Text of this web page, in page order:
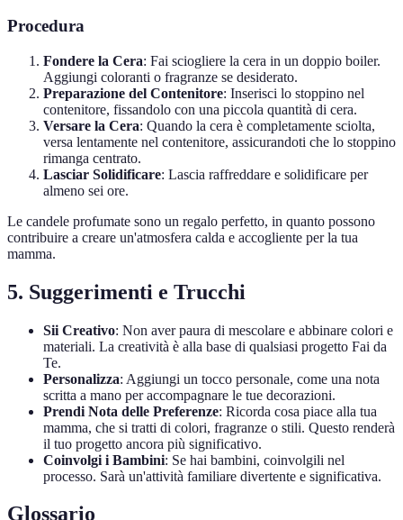
Procedura
Fondere la Cera: Fai sciogliere la cera in un doppio boiler.
Aggiungi coloranti o fragranze se desiderato.
Preparazione del Contenitore: Inserisci lo stoppino nel
contenitore, fissandolo con una piccola quantità di cera.
Versare la Cera: Quando la cera è completamente sciolta,
versa lentamente nel contenitore, assicurandoti che lo stoppino
rimanga centrato.
Lasciar Solidificare: Lascia raffreddare e solidificare per
almeno sei ore.
Le candele profumate sono un regalo perfetto, in quanto possono
contribuire a creare un'atmosfera calda e accogliente per la tua
mamma.
5. Suggerimenti e Trucchi
Sii Creativo: Non aver paura di mescolare e abbinare colori e
materiali. La creatività è alla base di qualsiasi progetto Fai da
Te.
Personalizza: Aggiungi un tocco personale, come una nota
scritta a mano per accompagnare le tue decorazioni.
Prendi Nota delle Preferenze: Ricorda cosa piace alla tua
mamma, che si tratti di colori, fragranze o stili. Questo renderà
il tuo progetto ancora più significativo.
Coinvolgi i Bambini: Se hai bambini, coinvolgili nel
processo. Sarà un'attività familiare divertente e significativa.
Glossario